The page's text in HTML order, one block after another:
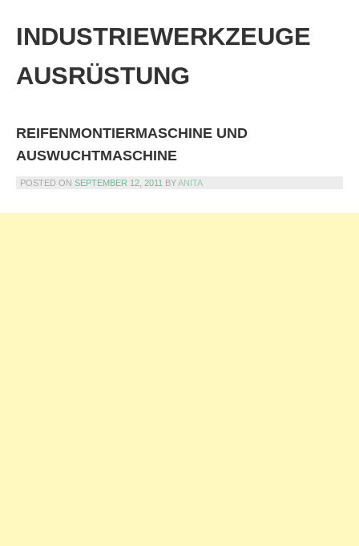
content
INDUSTRIEWERKZEUGE
AUSRÜSTUNG
REIFENMONTIERMASCHINE UND
AUSWUCHTMASCHINE
POSTED ON SEPTEMBER 12, 2011 BYANITA